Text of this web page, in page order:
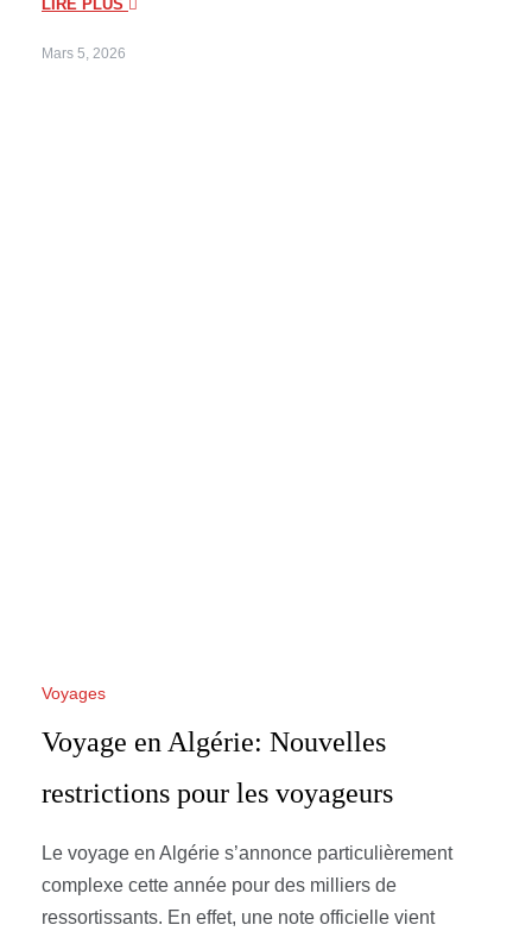
LIRE PLUS
Mars 5, 2026
Voyages
Voyage en Algérie: Nouvelles
restrictions pour les voyageurs
Le voyage en Algérie s’annonce particulièrement
complexe cette année pour des milliers de
ressortissants. En effet, une note officielle vient